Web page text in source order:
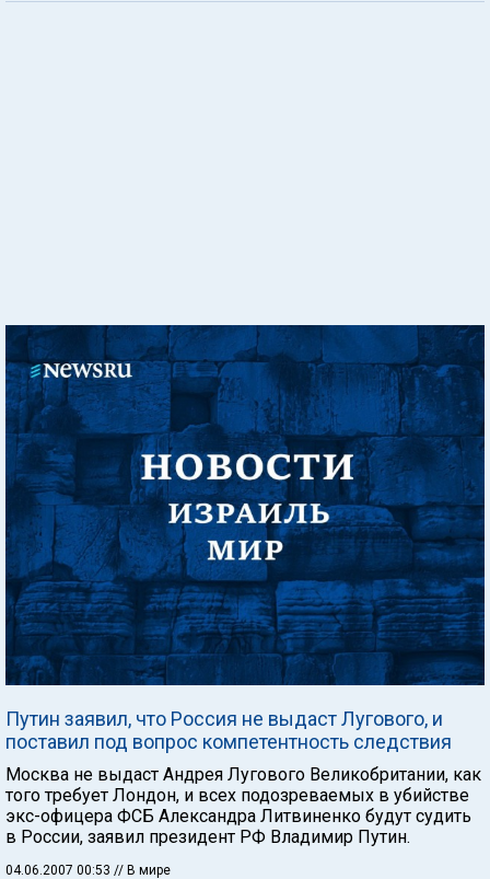
Путин заявил, что Россия не выдаст Лугового, и
поставил под вопрос компетентность следствия
Москва не выдаст Андрея Лугового Великобритании, как
того требует Лондон, и всех подозреваемых в убийстве
экс-офицера ФСБ Александра Литвиненко будут судить
в России, заявил президент РФ Владимир Путин.
04.06.2007 00:53 // В мире